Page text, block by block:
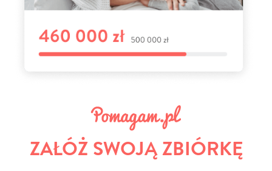
ZAŁÓŻ SWOJĄ ZBIÓRKĘ